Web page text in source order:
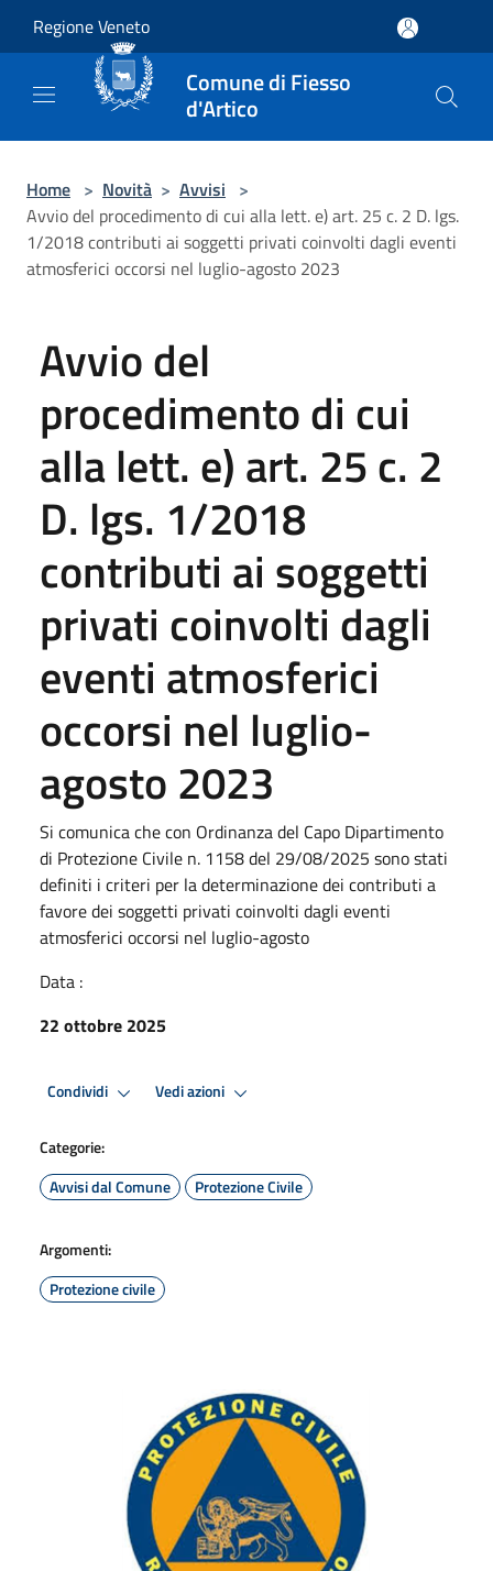
Regione Veneto
Comune di Fiesso
d'Artico
Home > Novità > Avvisi >
Avvio del procedimento di cui alla lett. e) art. 25 c. 2 D. lgs.
1/2018 contributi ai soggetti privati coinvolti dagli eventi
atmosferici occorsi nel luglio-agosto 2023
Avvio del
procedimento di cui
alla lett. e) art. 25 c. 2
D. lgs. 1/2018
contributi ai soggetti
privati coinvolti dagli
eventi atmosferici
occorsi nel luglio-
agosto 2023
Si comunica che con Ordinanza del Capo Dipartimento
di Protezione Civile n. 1158 del 29/08/2025 sono stati
definiti i criteri per la determinazione dei contributi a
favore dei soggetti privati coinvolti dagli eventi
atmosferici occorsi nel luglio-agosto
Data :
22 ottobre 2025
Condividi Vedi azioni
Categorie:
Avvisi dal Comune
Protezione Civile
Argomenti:
Protezione civile